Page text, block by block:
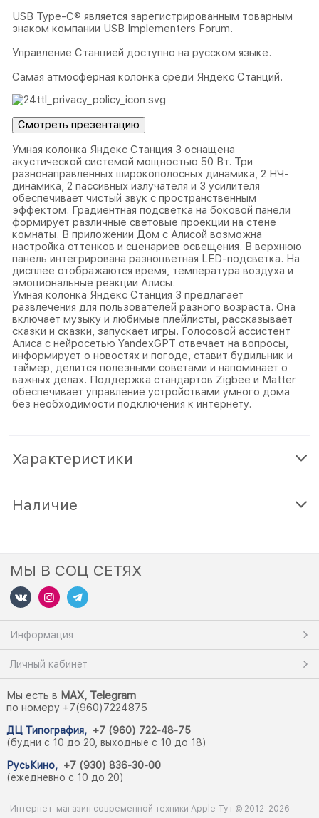
USB Type-C® является зарегистрированным товарным
знаком компании USB Implementers Forum.
Управление Станцией доступно на русском языке.
Самая атмосферная колонка среди Яндекс Станций.
Смотреть презентацию
Умная колонка Яндекс Станция 3 оснащена
акустической системой мощностью 50 Вт. Три
разнонаправленных широкополосных динамика, 2 НЧ-
динамика, 2 пассивных излучателя и 3 усилителя
обеспечивает чистый звук с пространственным
эффектом. Градиентная подсветка на боковой панели
формирует различные световые проекции на стене
комнаты. В приложении Дом с Алисой возможна
настройка оттенков и сценариев освещения. В верхнюю
панель интегрирована разноцветная LED-подсветка. На
дисплее отображаются время, температура воздуха и
эмоциональные реакции Алисы.
Умная колонка Яндекс Станция 3 предлагает
развлечения для пользователей разного возраста. Она
включает музыку и любимые плейлисты, рассказывает
сказки и сказки, запускает игры. Голосовой ассистент
Алиса с нейросетью YandexGPT отвечает на вопросы,
информирует о новостях и погоде, ставит будильник и
таймер, делится полезными советами и напоминает о
важных делах. Поддержка стандартов Zigbee и Matter
обеспечивает управление устройствами умного дома
без необходимости подключения к интернету.
Характеристики
Наличие
МЫ В СОЦ СЕТЯХ
Информация
Личный кабинет
Мы есть в MAX, Telegram
по номеру +7(960)7224875
ДЦ Типография, +7 (960) 722-48-75
(будни с 10 до 20, выходные с 10 до 18)
РусьКино, +7 (930) 836-30-00
(ежедневно с 10 до 20)
Интернет-магазин современной техники Apple Тут © 2012-2026